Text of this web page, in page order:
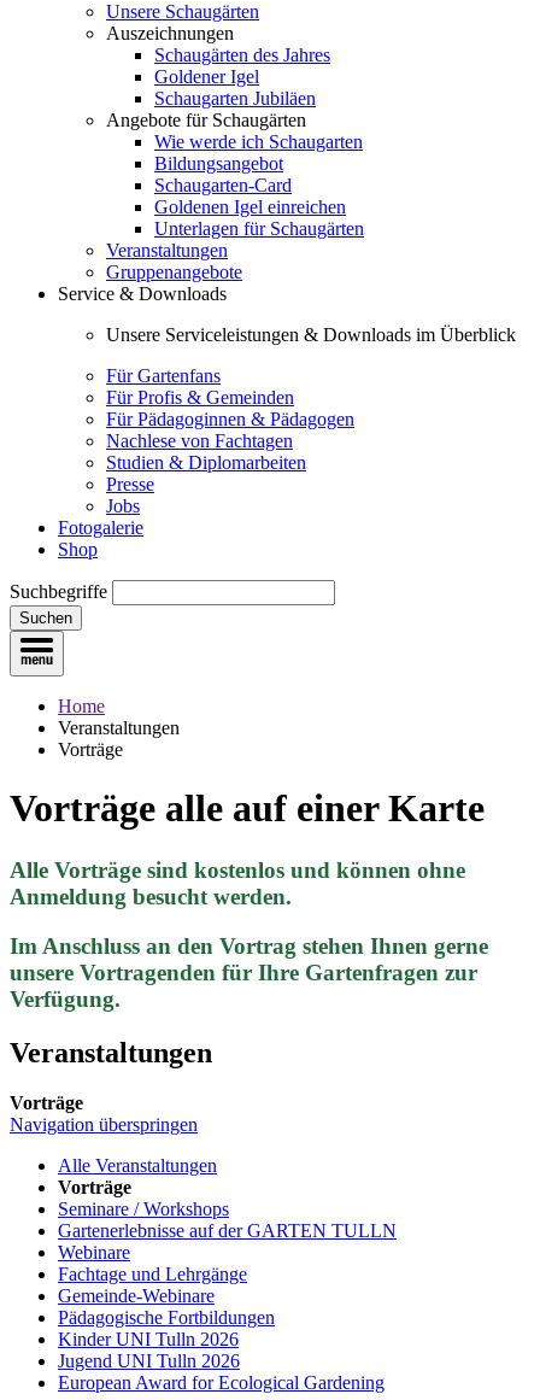
Unsere Schaugärten
Auszeichnungen
Schaugärten des Jahres
Goldener Igel
Schaugarten Jubiläen
Angebote für Schaugärten
Wie werde ich Schaugarten
Bildungsangebot
Schaugarten-Card
Goldenen Igel einreichen
Unterlagen für Schaugärten
Veranstaltungen
Gruppenangebote
Service & Downloads
Unsere Serviceleistungen & Downloads im Überblick
Für Gartenfans
Für Profis & Gemeinden
Für Pädagoginnen & Pädagogen
Nachlese von Fachtagen
Studien & Diplomarbeiten
Presse
Jobs
Fotogalerie
Shop
Suchbegriffe
Suchen
Home
Veranstaltungen
Vorträge
Vorträge alle auf einer Karte
Alle Vorträge sind kostenlos und können ohne
Anmeldung besucht werden.
Im Anschluss an den Vortrag stehen Ihnen gerne
unsere Vortragenden für Ihre Gartenfragen zur
Verfügung.
Veranstaltungen
Vorträge
Navigation überspringen
Alle Veranstaltungen
Vorträge
Seminare / Workshops
Gartenerlebnisse auf der GARTEN TULLN
Webinare
Fachtage und Lehrgänge
Gemeinde-Webinare
Pädagogische Fortbildungen
Kinder UNI Tulln 2026
Jugend UNI Tulln 2026
European Award for Ecological Gardening